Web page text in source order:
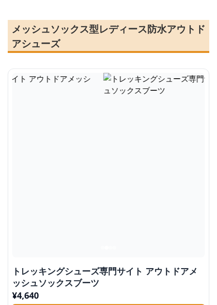
メッシュソックス型レディース防水アウトド
アシューズ
トレッキングシューズ専門サイト アウトドアメ
ッシュソックスブーツ
¥4,640